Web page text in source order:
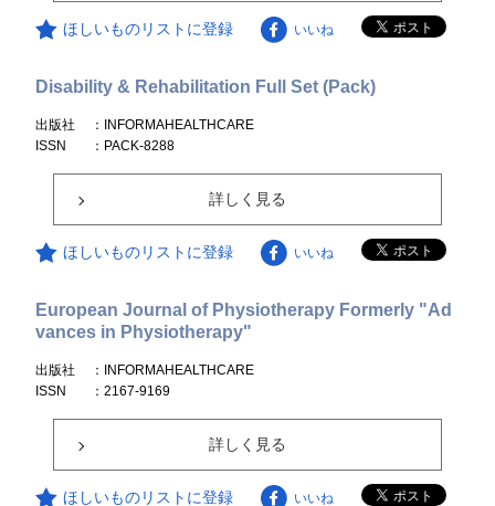
ほしいものリストに登録 いいね
Disability & Rehabilitation Full Set (Pack)
出版社
：INFORMAHEALTHCARE
ISSN
：PACK-8288
詳しく見る
ほしいものリストに登録 いいね
European Journal of Physiotherapy Formerly "Ad
vances in Physiotherapy"
出版社
：INFORMAHEALTHCARE
ISSN
：2167-9169
詳しく見る
ほしいものリストに登録 いいね